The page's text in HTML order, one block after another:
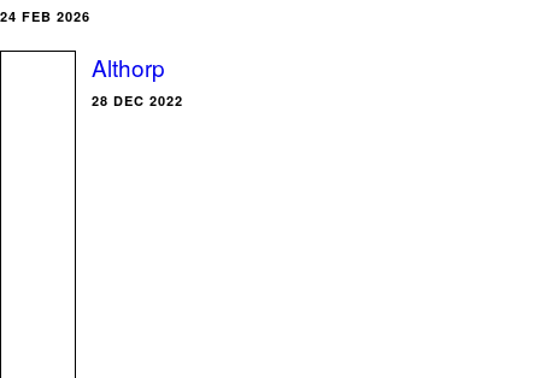
24 FEB 2026
Althorp
28 DEC 2022